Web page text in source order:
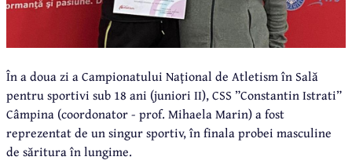
În a doua zi a Campionatului Național de Atletism în Sală
pentru sportivi sub 18 ani (juniori II), CSS ”Constantin Istrati”
Câmpina (coordonator - prof. Mihaela Marin) a fost
reprezentat de un singur sportiv, în finala probei masculine
de săritura în lungime.